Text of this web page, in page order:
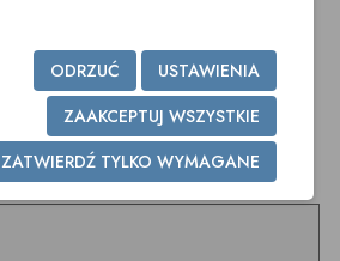
Piła do rur 154.0mm
DN150
USTAWIENIA
ODRZUĆ
ZAAKCEPTUJ WSZYSTKIE
ZATWIERDŹ TYLKO WYMAGANE